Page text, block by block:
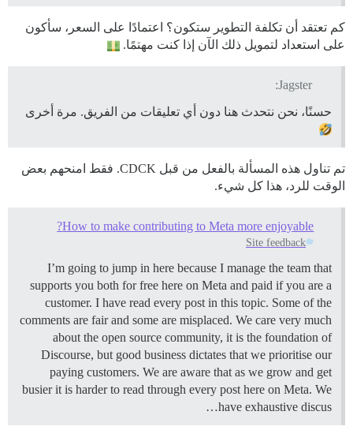
كم تعتقد أن تكلفة التطوير ستكون؟ اعتمادًا على السعر، سأكون
على استعداد لتمويل ذلك الآن إذا كنت مهتمًا.
Jagster:
حسنًا، نحن نتحدث هنا دون أي تعليقات من الفريق. مرة أخرى
تم تناول هذه المسألة بالفعل من قبل CDCK. فقط امنحهم بعض
الوقت للرد، هذا كل شيء.
How to make contributing to Meta more enjoyable?
Site feedback
I’m going to jump in here because I manage the team that
supports you both for free here on Meta and paid if you are a
customer. I have read every post in this topic. Some of the
comments are fair and some are misplaced. We care very much
about the open source community, it is the foundation of
Discourse, but good business dictates that we prioritise our
paying customers. We are aware that as we grow and get
busier it is harder to read through every post here on Meta. We
have exhaustive discus…